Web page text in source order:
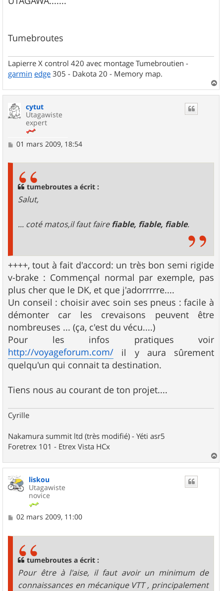
Tumebroutes
Lapierre X control 420 avec montage Tumebroutien -
garmin edge 305 - Dakota 20 - Memory map.
a
cytut
Utagawiste
expert
M
01 mars 2009, 18:54
tumebroutes a écrit :
Salut,
... coté matos,il faut fairefiable, fiable, fiable.
++++, tout à fait d'accord: un très bon semi rigide
v-brake : Commençal normal par exemple, pas
plus cher que le DK, et que j'adorrrrre....
Un conseil : choisir avec soin ses pneus : facile à
démonter car les crevaisons peuvent être
nombreuses ... (ça, c'est du vécu....)
Pour les infos pratiques voir
http://voyageforum.com/ il y aura sûrement
quelqu'un qui connait ta destination.
Tiens nous au courant de ton projet....
Cyrille
Nakamura summit ltd (très modifié) - Yéti asr5
Foretrex 101 - Etrex Vista HCx
a
liskou
Utagawiste
novice
M
02 mars 2009, 11:00
tumebroutes a écrit :
Pour être à l'aise, il faut avoir un minimum de
connaissances en mécanique VTT , principalement